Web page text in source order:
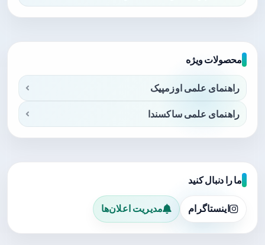
محصولات ویژه
راهنمای علمی اوزمپیک
راهنمای علمی ساکسندا
ما را دنبال کنید
اینستاگرام مدیریت اعلان‌ها